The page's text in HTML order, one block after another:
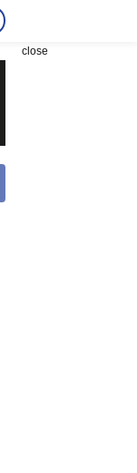
close